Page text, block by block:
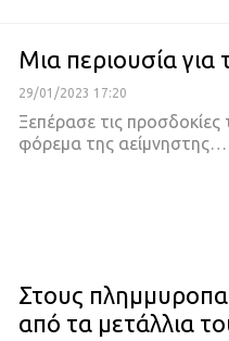
Μια περιουσία
29/01/2023 17:20
Ξεπέρασε τις
φόρεμα της αείμνηστης…
Στους
από τα μετάλλια